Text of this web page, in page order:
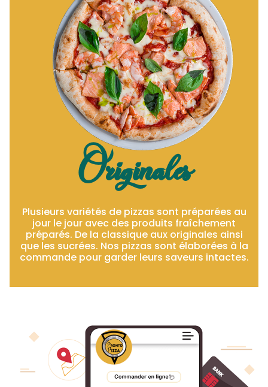
Originales
Plusieurs variétés de pizzas sont préparées au
jour le jour avec des produits fraîchement
préparés. De la classique aux originales ainsi
que les sucrées. Nos pizzas sont élaborées à la
commande pour garder leurs saveurs intactes.